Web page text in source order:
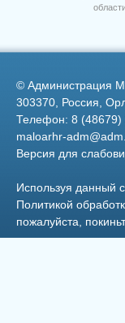
© Администрация
303370, Россия,
Телефон: 8 (48679)
maloarhr-
Версия для
Используя данный
Политикой
пожалуйста,